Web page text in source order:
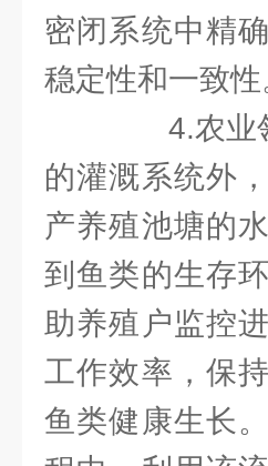
密闭系统中精
稳定性和一致性
4.农业领
的灌溉系统外
产养殖池塘的
到鱼类的生存
助养殖户监控
工作效率，保
鱼类健康生长